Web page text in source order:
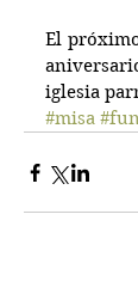
El
iglesia
#misa